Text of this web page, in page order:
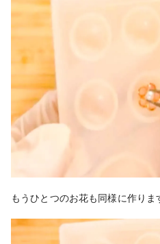
もうひとつのお花も同様に作りま